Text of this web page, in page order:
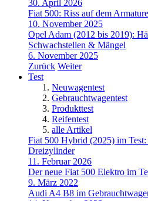
30. April 2026
Fiat 500: Riss auf dem
10. November 2025
Opel Adam (2012 bis 2019):
Schwachstellen & Mängel
6. November 2025
Zurück Weiter
Test
Neuwagentest
Gebrauchtwagentest
Produkttest
Reifentest
alle Artikel
Fiat 500 Hybrid (2025) im
Dreizylinder
11. Februar 2026
Der neue Fiat 500 Elektro im
9. März 2022
Audi A4 B8 im